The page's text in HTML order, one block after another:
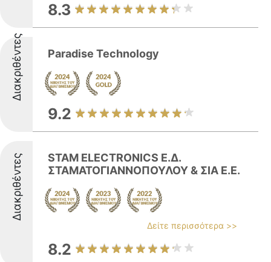
8.3
Διακριθέντες Paradise Technology
9.2
Διακριθέντες
STAM ELECTRONICS Ε.Δ.
ΣΤΑΜΑΤΟΓΙΑΝΝΟΠΟΥΛΟΥ & ΣΙΑ Ε.Ε.
Δείτε περισσότερα >>
8.2